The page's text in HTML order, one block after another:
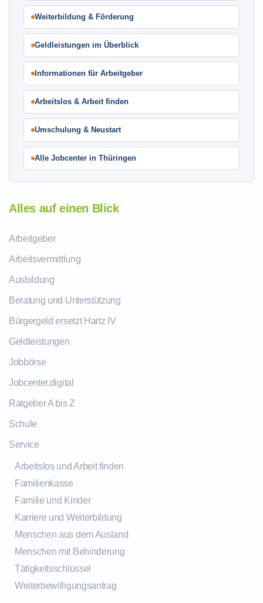
Weiterbildung & Förderung
Geldleistungen im Überblick
Informationen für Arbeitgeber
Arbeitslos & Arbeit finden
Umschulung & Neustart
Alle Jobcenter in Thüringen
Alles auf einen Blick
Arbeitgeber
Arbeitsvermittlung
Ausbildung
Beratung und Unterstützung
Bürgergeld ersetzt Hartz IV
Geldleistungen
Jobbörse
Jobcenter.digital
Ratgeber A bis Z
Schule
Service
Arbeitslos und Arbeit finden
Familienkasse
Familie und Kinder
Karriere und Weiterbildung
Menschen aus dem Ausland
Menschen mit Behinderung
Tätigkeitsschlüssel
Weiterbewilligungsantrag